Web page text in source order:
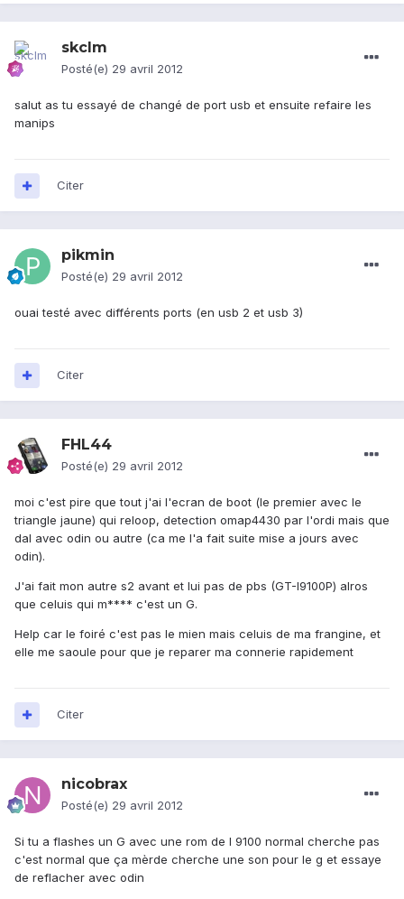
skclm
Posté(e) 29 avril 2012
salut as tu essayé de changé de port usb et ensuite refaire les
manips
Citer
pikmin
Posté(e) 29 avril 2012
ouai testé avec différents ports (en usb 2 et usb 3)
Citer
FHL44
Posté(e) 29 avril 2012
moi c'est pire que tout j'ai l'ecran de boot (le premier avec le
triangle jaune) qui reloop, detection omap4430 par l'ordi mais que
dal avec odin ou autre (ca me l'a fait suite mise a jours avec
odin).
J'ai fait mon autre s2 avant et lui pas de pbs (GT-I9100P) alros
que celuis qui m**** c'est un G.
Help car le foiré c'est pas le mien mais celuis de ma frangine, et
elle me saoule pour que je reparer ma connerie rapidement
Citer
nicobrax
Posté(e) 29 avril 2012
Si tu a flashes un G avec une rom de I 9100 normal cherche pas
c'est normal que ça mèrde cherche une son pour le g et essaye
de reflacher avec odin